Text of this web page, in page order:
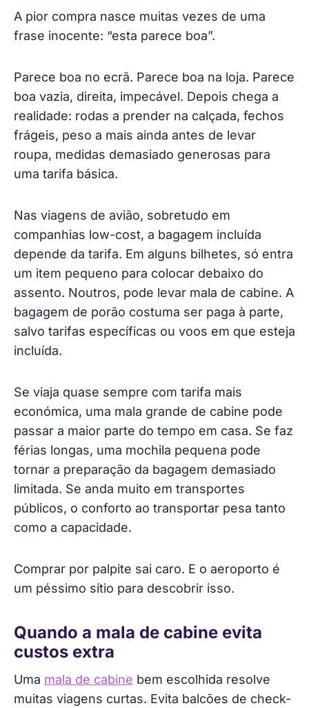
Trolley: ótimo no piso certo, chato no sítio
errado
Quando a mochila é a melhor opção
Poupar na bagagem começa antes de fazer a
mala
O erro clássico está nas medidas
O que ver antes de comprar
Quando gastar um pouco mais compensa
A pior compra nasce muitas vezes de uma
frase inocente: “esta parece boa”.
Parece boa no ecrã. Parece boa na loja. Parece
boa vazia, direita, impecável. Depois chega a
realidade: rodas a prender na calçada, fechos
frágeis, peso a mais ainda antes de levar
roupa, medidas demasiado generosas para
uma tarifa básica.
Nas viagens de avião, sobretudo em
companhias low-cost, a bagagem incluída
depende da tarifa. Em alguns bilhetes, só entra
um item pequeno para colocar debaixo do
assento. Noutros, pode levar mala de cabine. A
bagagem de porão costuma ser paga à parte,
salvo tarifas específicas ou voos em que esteja
incluída.
Se viaja quase sempre com tarifa mais
económica, uma mala grande de cabine pode
passar a maior parte do tempo em casa. Se faz
férias longas, uma mochila pequena pode
tornar a preparação da bagagem demasiado
limitada. Se anda muito em transportes
públicos, o conforto ao transportar pesa tanto
como a capacidade.
Comprar por palpite sai caro. E o aeroporto é
um péssimo sítio para descobrir isso.
Quando a mala de cabine evita
custos extra
Uma mala de cabine bem escolhida resolve
muitas viagens curtas. Evita balcões de check-